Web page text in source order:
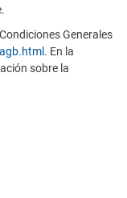
Generales
. En la
sobre la